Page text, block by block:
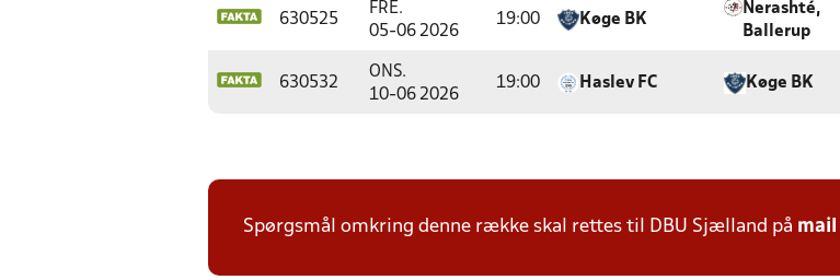
630525
FRE.
05-06 2026
19:00 Køge BK
Nerashté,
Ballerup
630532
ONS.
10-06 2026
19:00 Haslev FC Køge BK
Spørgsmål omkring denne række skal rettes til DBU Sjælland på mail